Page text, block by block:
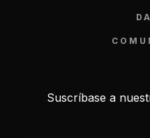
Suscríbase a